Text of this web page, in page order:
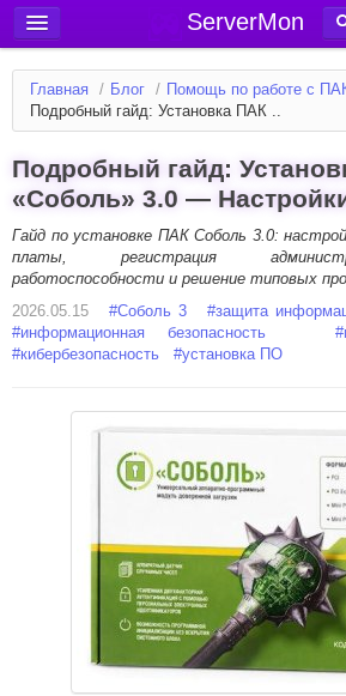
ServerMon
Добавить сервер
Мониторинг серверов
Блог
Форум
Вход в аккаунт
Главная / Блог / Помощь по работе с
Подробный гайд: Установка ПАК ..
Подробный гайд:
«Соболь» 3.0 —
Гайд по установке ПАК Соболь 3.0:
платы, регистрация
работоспособности и решение типовых
2026.05.15
#Соболь 3 #защита
#информационная безопасность #
#кибербезопасность #установка ПО